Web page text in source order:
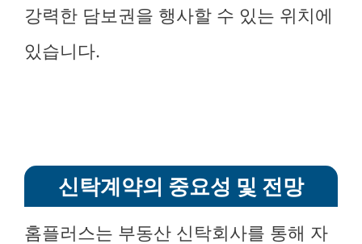
강력한 담보권을 행사할 수 있는 위치에
있습니다.
신탁계약의 중요성 및 전망
홈플러스는 부동산 신탁회사를 통해 자